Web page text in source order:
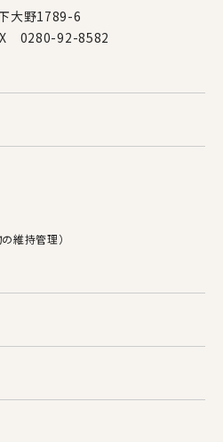
大野1789-6
0280-92-8582
維持管理）